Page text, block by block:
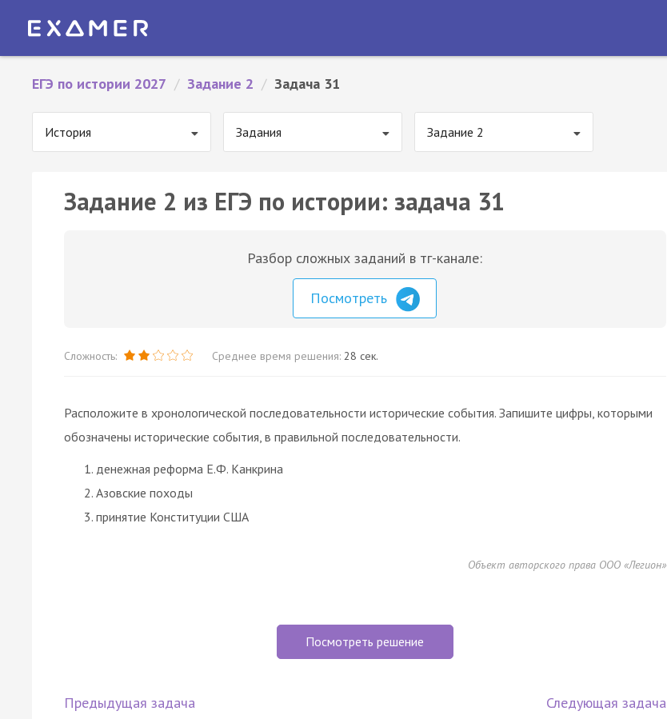
ЕГЭ по истории 2027 / Задание 2 / Задача 31
История Задания Задание 2
Задание 2 из ЕГЭ по истории: задача 31
Разбор сложных заданий в тг-канале:
Посмотреть
Сложность: Среднее время решения: 28 сек.
Расположите в хронологической последовательности исторические события. Запишите цифры, которыми
обозначены исторические события, в правильной последовательности.
денежная реформа Е.Ф. Канкрина
Азовские походы
принятие Конституции США
Объект авторского права ООО «Легион»
Посмотреть решение
Предыдущая задача Следующая задача